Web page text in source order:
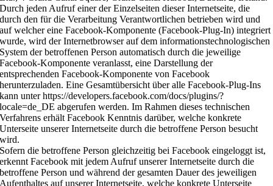
Durch jeden Aufruf einer der Einzelseiten dieser Internetseite, die
durch den für die Verarbeitung Verantwortlichen betrieben wird und
auf welcher eine Facebook-Komponente (Facebook-Plug-In) integriert
wurde, wird der Internetbrowser auf dem informationstechnologischen
System der betroffenen Person automatisch durch die jeweilige
Facebook-Komponente veranlasst, eine Darstellung der
entsprechenden Facebook-Komponente von Facebook
herunterzuladen. Eine Gesamtübersicht über alle Facebook-Plug-Ins
kann unter https://developers.facebook.com/docs/plugins/?
locale=de_DE abgerufen werden. Im Rahmen dieses technischen
Verfahrens erhält Facebook Kenntnis darüber, welche konkrete
Unterseite unserer Internetseite durch die betroffene Person besucht
wird.
Sofern die betroffene Person gleichzeitig bei Facebook eingeloggt ist,
erkennt Facebook mit jedem Aufruf unserer Internetseite durch die
betroffene Person und während der gesamten Dauer des jeweiligen
Aufenthaltes auf unserer Internetseite, welche konkrete Unterseite